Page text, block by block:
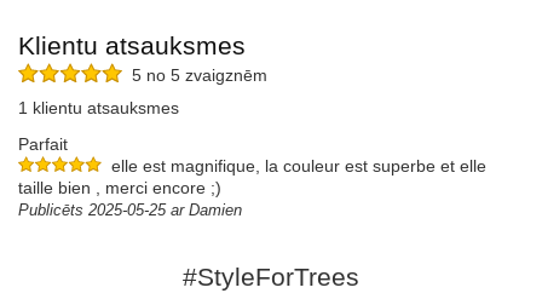
Klientu atsauksmes
5 no 5 zvaigznēm
1 klientu atsauksmes
Parfait
elle est magnifique, la couleur est superbe et elle
taille bien , merci encore ;)
Publicēts 2025-05-25 ar Damien
#StyleForTrees